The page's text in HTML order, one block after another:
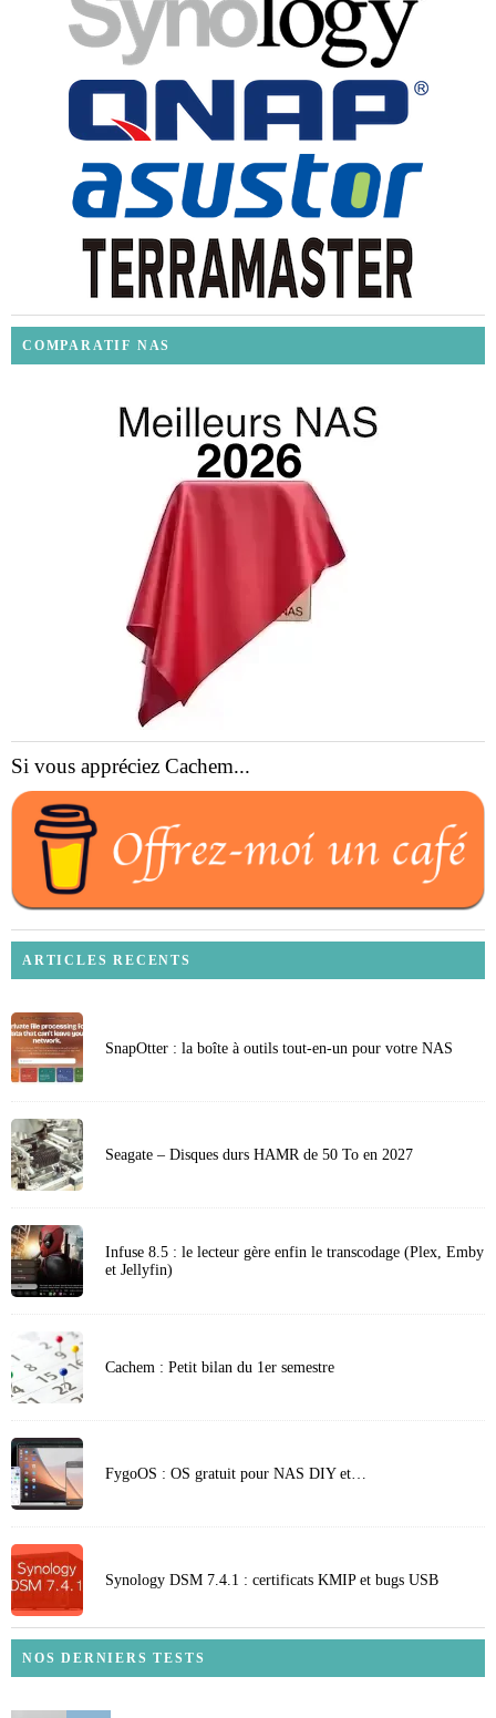
COMPARATIF NAS
Si vous appréciez Cachem...
ARTICLES RECENTS
SnapOtter : la boîte à outils tout-en-un pour votre NAS
Seagate – Disques durs HAMR de 50 To en 2027
Infuse 8.5 : le lecteur gère enfin le transcodage (Plex, Emby
et Jellyfin)
Cachem : Petit bilan du 1er semestre
FygoOS : OS gratuit pour NAS DIY et…
Synology DSM 7.4.1 : certificats KMIP et bugs USB
NOS DERNIERS TESTS